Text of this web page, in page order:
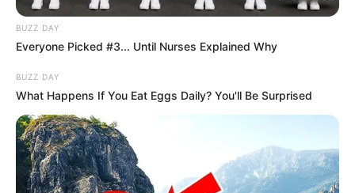
### Nuss-Eierlikör-Torte – Ein köstlicher
Genuss
BUZZ DAY
Everyone Picked #3... Until Nurses Explained Why
BUZZ DAY
What Happens If You Eat Eggs Daily? You'll Be Surprised